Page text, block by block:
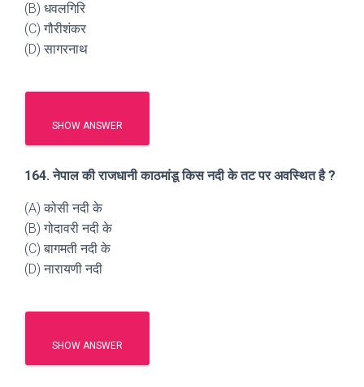
(B) धवलगिरि
(C) गौरीशंकर
(D) सागरनाथ
SHOW ANSWER
164. नेपाल की राजधानी काठमांडू किस नदी के तट पर अवस्थित है ?
(A) कोसी नदी के
(B) गोदावरी नदी के
(C) बागमती नदी के
(D) नारायणी नदी
SHOW ANSWER